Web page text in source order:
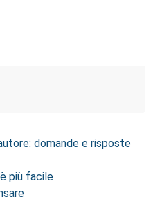
domande e risposte
è più facile